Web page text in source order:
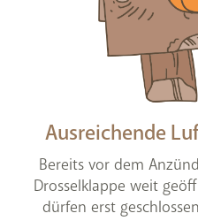
Ausreichende
Bereits vor dem
Drosselklappe weit
dürfen erst